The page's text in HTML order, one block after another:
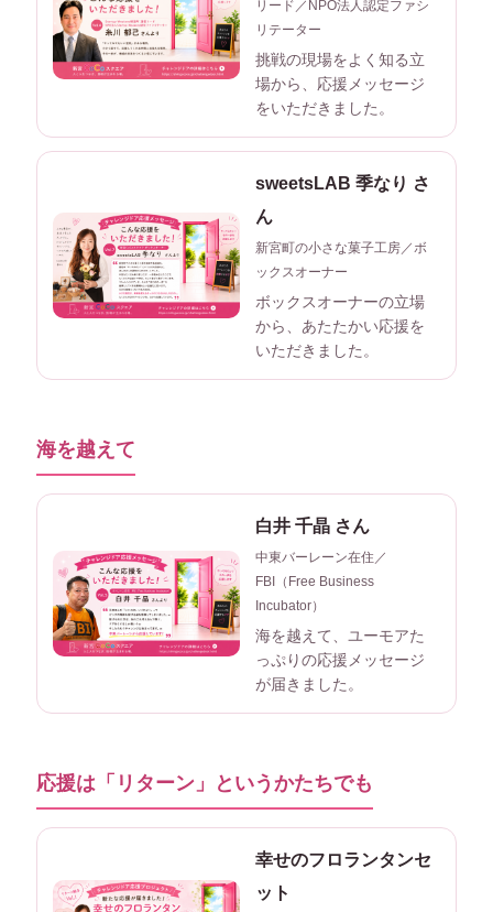
リード／NPO法人認定ファシ
リテーター
挑戦の現場をよく知る立
場から、応援メッセージ
をいただきました。
sweetsLAB 季なり さ
ん
新宮町の小さな菓子工房／ボ
ックスオーナー
ボックスオーナーの立場
から、あたたかい応援を
いただきました。
海を越えて
白井 千晶 さん
中東バーレーン在住／
FBI（Free Business
Incubator）
海を越えて、ユーモアた
っぷりの応援メッセージ
が届きました。
応援は「リターン」というかたちでも
幸せのフロランタンセ
ット